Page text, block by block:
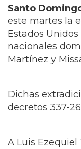
Santo
este martes la
Estados
nacionales
Martínez y
Dichas
decretos 337-
A Luis